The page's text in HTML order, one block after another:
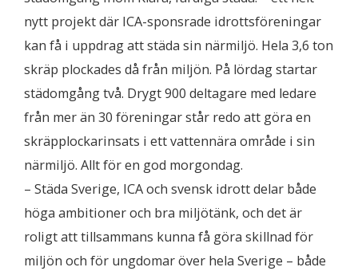
nytt projekt där ICA-sponsrade idrottsföreningar
kan få i uppdrag att städa sin närmiljö. Hela 3,6 ton
skräp plockades då från miljön. På lördag startar
städomgång två. Drygt 900 deltagare med ledare
från mer än 30 föreningar står redo att göra en
skräpplockarinsats i ett vattennära område i sin
närmiljö. Allt för en god morgondag.
– Städa Sverige, ICA och svensk idrott delar både
höga ambitioner och bra miljötänk, och det är
roligt att tillsammans kunna få göra skillnad för
miljön och för ungdomar över hela Sverige – både